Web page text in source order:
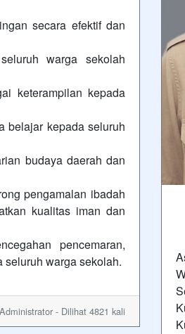
secara efektif dan
warga sekolah
keterampilan kepada
belajar kepada seluruh
budaya daerah dan
pengamalan ibadah
kualitas iman dan
pencemaran,
warga sekolah.
- Dilihat 4821 kali